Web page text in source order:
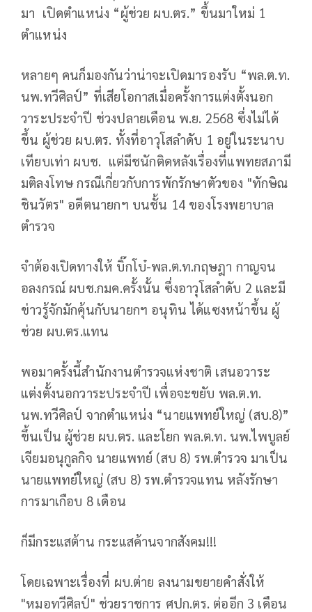
มา เปิดตำแหน่ง “ผู้ช่วย ผบ.ตร.” ขึ้นมาใหม่ 1
ตำแหน่ง
หลายๆ คนก็มองกันว่าน่าจะเปิดมารองรับ “พล.ต.ท.
นพ.ทวีศิลป์” ที่เสียโอกาสเมื่อครั้งการแต่งตั้งนอก
วาระประจำปี ช่วงปลายเดือน พ.ย. 2568 ซึ่งไม่ได้
ขึ้น ผู้ช่วย ผบ.ตร. ทั้งที่อาวุโสลำดับ 1 อยู่ในระนาบ
เทียบเท่า ผบช. แต่มีชนักติดหลังเรื่องที่แพทยสภามี
มติลงโทษ กรณีเกี่ยวกับการพักรักษาตัวของ "ทักษิณ
ชินวัตร" อดีตนายกฯ บนชั้น 14 ของโรงพยาบาล
ตำรวจ
จำต้องเปิดทางให้ บิ๊กโบ๋-พล.ต.ท.กฤษฎา กาญจน
อลงกรณ์ ผบช.กมค.ครั้งนั้น ซึ่งอาวุโสลำดับ 2 และมี
ข่าวรู้จักมักคุ้นกับนายกฯ อนุทิน ได้แซงหน้าขึ้น ผู้
ช่วย ผบ.ตร.แทน
พอมาครั้งนี้สำนักงานตำรวจแห่งชาติ เสนอวาระ
แต่งตั้งนอกวาระประจำปี เพื่อจะขยับ พล.ต.ท.
นพ.ทวีศิลป์ จากตำแหน่ง “นายแพทย์ใหญ่ (สบ.8)”
ขึ้นเป็น ผู้ช่วย ผบ.ตร. และโยก พล.ต.ท. นพ.ไพบูลย์
เจียมอนุกูลกิจ นายแพทย์ (สบ 8) รพ.ตำรวจ มาเป็น
นายแพทย์ใหญ่ (สบ 8) รพ.ตำรวจแทน หลังรักษา
การมาเกือบ 8 เดือน
ก็มีกระแสต้าน กระแสค้านจากสังคม!!!
โดยเฉพาะเรื่องที่ ผบ.ต่าย ลงนามขยายคำสั่งให้
"หมอทวีศิลป์" ช่วยราชการ ศปก.ตร. ต่ออีก 3 เดือน